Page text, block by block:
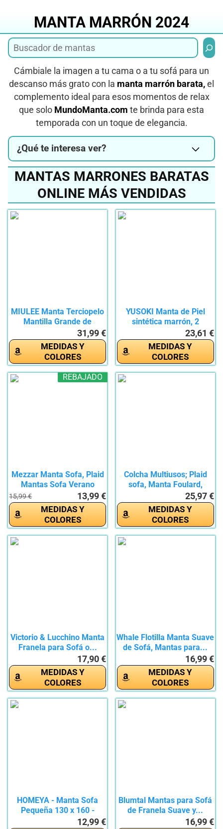
MANTA MARRÓN 2024
Cámbiale la imagen a tu cama o a tu sofá para un
descanso más grato con la manta marrón barata, el
complemento ideal para esos momentos de relax
que solo MundoManta.com te brinda para esta
temporada con un toque de elegancia.
¿Qué te interesa ver?
MANTAS MARRONES BARATAS
ONLINE MÁS VENDIDAS
MIULEE Manta Terciopelo
Mantilla Grande de
31,99 €
MEDIDAS Y
COLORES
YUSOKI Manta de Piel
sintética marrón, 2
23,61 €
MEDIDAS Y
COLORES
REBAJADO
Mezzar Manta Sofa, Plaid
Mantas Sofa Verano
15,99 € 13,99 €
MEDIDAS Y
COLORES
Colcha Multiusos; Plaid
sofa, Manta Foulard,
25,97 €
MEDIDAS Y
COLORES
Victorio & Lucchino Manta
Franela para Sofá o...
17,90 €
MEDIDAS Y
COLORES
Whale Flotilla Manta Suave
de Sofá, Mantas para...
16,99 €
MEDIDAS Y
COLORES
HOMEYA - Manta Sofa
Pequeña 130 x 160 -
12,99 €
Blumtal Mantas para Sofá
de Franela Suave y...
16,99 €